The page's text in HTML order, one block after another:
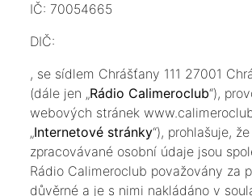
IČ: 70054665
DIČ:
, se sídlem Chrášťany 111 27001
(dále jen „Rádio Calimeroclub“),
webových stránek
„Internetové stránky“), prohlašuje,
zpracovávané osobní údaje jsou
Rádio Calimeroclub považovány za
důvěrné a je s nimi nakládáno v